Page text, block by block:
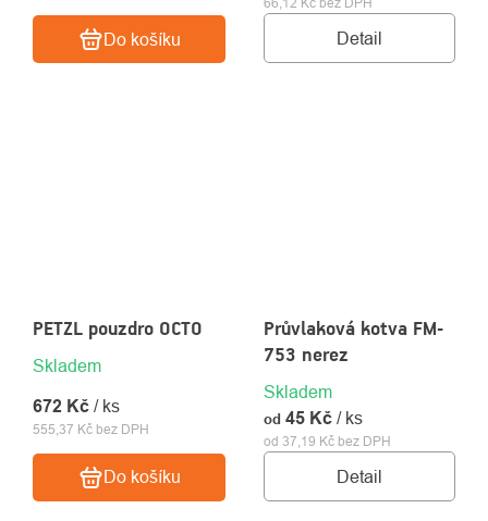
Do košíku Detail
PETZL pouzdro OCTO
Skladem
555,37 Kč bez DPH
672 Kč / ks
Do košíku
Průvlaková kotva FM-
753 nerez
Skladem
od 37,19 Kč bez DPH
od 45 Kč / ks
Detail